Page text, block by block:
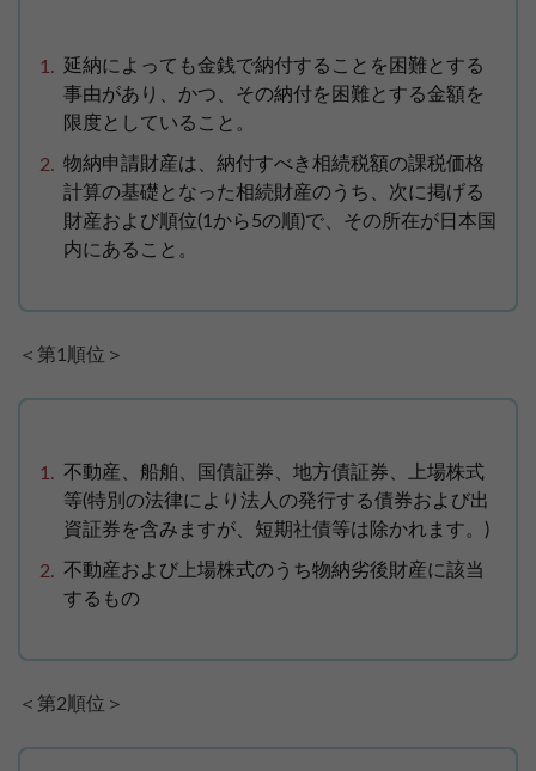
延納によっても金銭で納付することを困難とする
事由があり、かつ、その納付を困難とする金額を
限度としていること。
物納申請財産は、納付すべき相続税額の課税価格
計算の基礎となった相続財産のうち、次に掲げる
財産および順位(1から5の順)で、その所在が日本国
内にあること。
＜第1順位＞
不動産、船舶、国債証券、地方債証券、上場株式
等(特別の法律により法人の発行する債券および出
資証券を含みますが、短期社債等は除かれます。)
不動産および上場株式のうち物納劣後財産に該当
するもの
＜第2順位＞